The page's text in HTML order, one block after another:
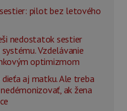
pilot bez letového
nedostatok sestier
Vzdelávanie
optimizmom
aj matku. Ale treba
ak žena